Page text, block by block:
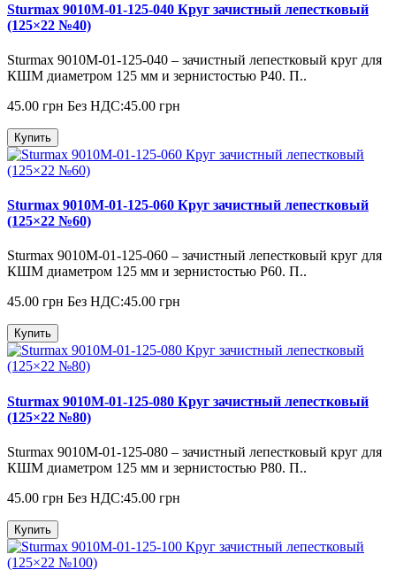
Sturmax 9010M-01-125-040 Круг зачистный лепестковый
(125×22 №40)
Sturmax 9010M-01-125-040 – зачистный лепестковый круг для
КШМ диаметром 125 мм и зернистостью Р40. П..
45.00 грн Без НДС:45.00 грн
Купить
Sturmax 9010M-01-125-060 Круг зачистный лепестковый
(125×22 №60)
Sturmax 9010M-01-125-060 – зачистный лепестковый круг для
КШМ диаметром 125 мм и зернистостью Р60. П..
45.00 грн Без НДС:45.00 грн
Купить
Sturmax 9010M-01-125-080 Круг зачистный лепестковый
(125×22 №80)
Sturmax 9010M-01-125-080 – зачистный лепестковый круг для
КШМ диаметром 125 мм и зернистостью Р80. П..
45.00 грн Без НДС:45.00 грн
Купить